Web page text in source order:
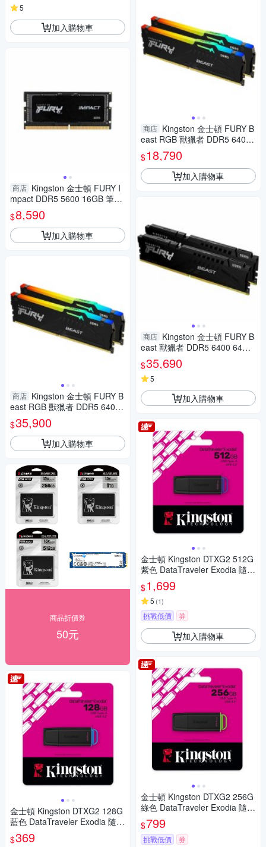
5
加入購物車
商店 Kingston 金士頓 FURY I
mpact DDR5 5600 16GB 筆記
型超頻記憶體 KF556S40IB-16
$8,590
加入購物車
商店 Kingston 金士頓 FURY B
east RGB 獸獵者 DDR5 6400
64GB(32GBx2) 桌上型超頻記
憶體 KF564C32BBEAK2-64
$35,900
加入購物車
商品折價券
50元
金士頓 Kingston DTXG2 128G
藍色 DataTraveler Exodia 隨身
碟 DTXG2/128GB
$369
商店 Kingston 金士頓 FURY B
east RGB 獸獵者 DDR5 6400
32GB(16GBx2) 桌上型超頻記
憶體 KF564C32BBEAK2-32
$18,790
加入購物車
商店 Kingston 金士頓 FURY B
east 獸獵者 DDR5 6400 64GB
(32GBx2) 桌上型超頻記憶體 K
F564C32BBEK2-64
$35,690
5
加入購物車
金士頓 Kingston DTXG2 512G
紫色 DataTraveler Exodia 隨身
碟 DTXG2/512GB
$1,699
5 (1)
挑戰低價 券
加入購物車
金士頓 Kingston DTXG2 256G
綠色 DataTraveler Exodia 隨身
碟 DTXG2/256GB
$799
挑戰低價 券